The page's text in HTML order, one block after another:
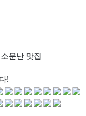
문난 맛집
!